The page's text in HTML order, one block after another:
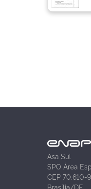
Asa Sul
SPO Área
CEP 70.610-
Brasília/DF